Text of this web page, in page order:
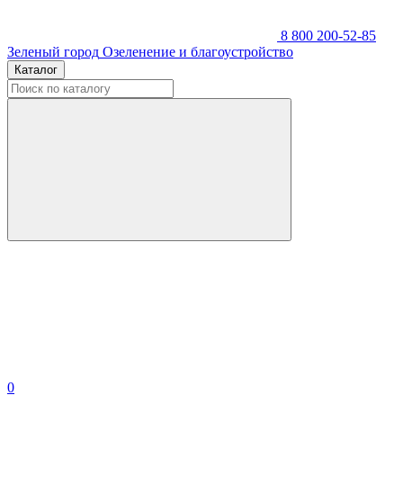
8 800 200-52-85
Зеленый город Озеленение и благоустройство
Каталог
0